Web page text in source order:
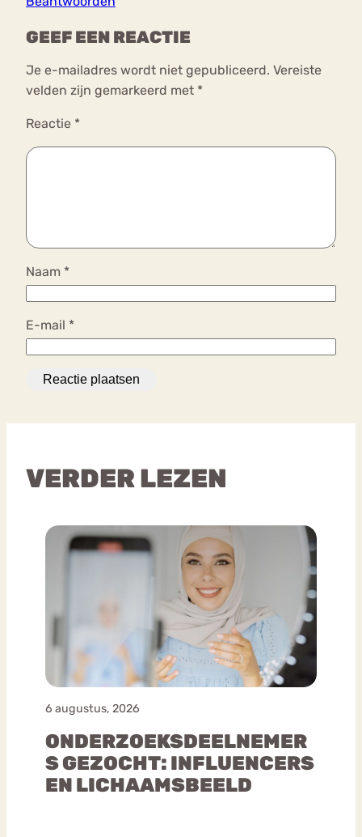
GEEF EEN REACTIE
Je e-mailadres wordt niet gepubliceerd. Vereiste
velden zijn gemarkeerd met *
Reactie *
Naam *
E-mail *
VERDER LEZEN
6 augustus, 2026
ONDERZOEKSDEELNEMER
S GEZOCHT: INFLUENCERS
EN LICHAAMSBEELD